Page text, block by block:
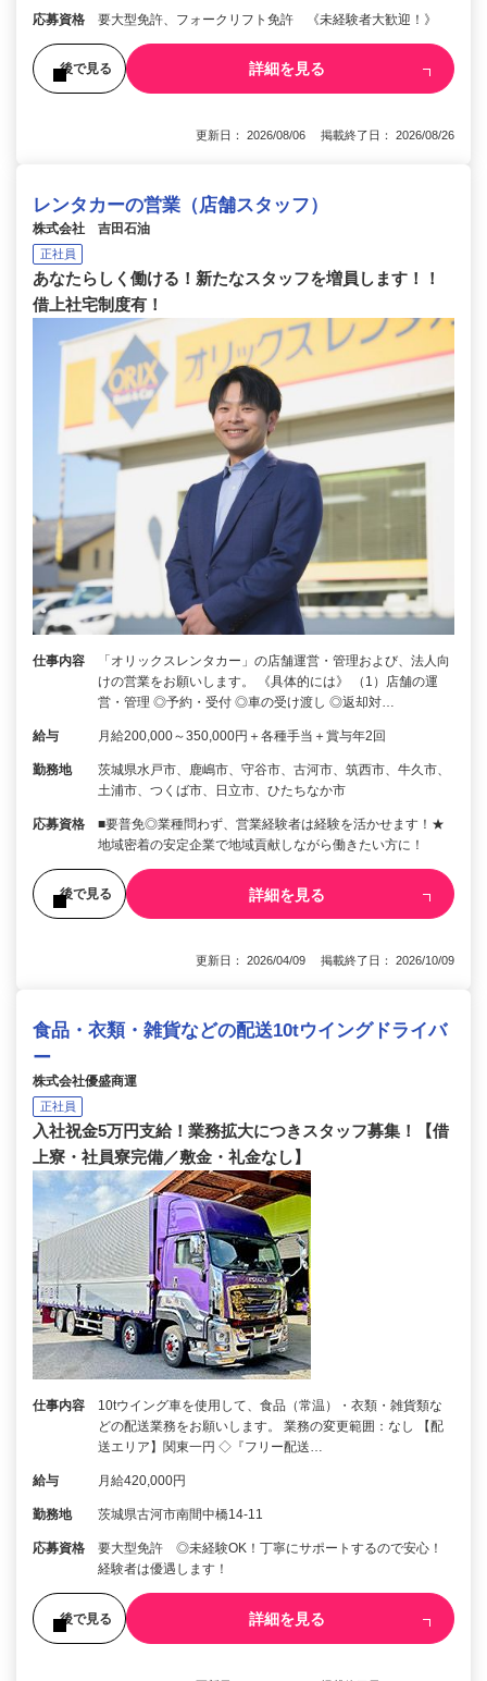
応募資格 要大型免許、フォークリフト免許 《未経験者大歓迎！》
後で見る 詳細を見る
更新日： 2026/08/06 掲載終了日： 2026/08/26
レンタカーの営業（店舗スタッフ）
株式会社 吉田石油
正社員
あなたらしく働ける！新たなスタッフを増員します！！
借上社宅制度有！
仕事内容
「オリックスレンタカー」の店舗運営・管理および、法人向
けの営業をお願いします。 《具体的には》 （1）店舗の運
営・管理 ◎予約・受付 ◎車の受け渡し ◎返却対…
給与 月給200,000～350,000円＋各種手当＋賞与年2回
勤務地
茨城県水戸市、鹿嶋市、守谷市、古河市、筑西市、牛久市、
土浦市、つくば市、日立市、ひたちなか市
応募資格
■要普免◎業種問わず、営業経験者は経験を活かせます！★
地域密着の安定企業で地域貢献しながら働きたい方に！
後で見る 詳細を見る
更新日： 2026/04/09 掲載終了日： 2026/10/09
食品・衣類・雑貨などの配送10tウイングドライバ
ー
株式会社優盛商運
正社員
入社祝金5万円支給！業務拡大につきスタッフ募集！【借
上寮・社員寮完備／敷金・礼金なし】
仕事内容
10tウイング車を使用して、食品（常温）・衣類・雑貨類な
どの配送業務をお願いします。 業務の変更範囲：なし 【配
送エリア】関東一円 ◇『フリー配送…
給与 月給420,000円
勤務地 茨城県古河市南間中橋14-11
応募資格
要大型免許 ◎未経験OK！丁寧にサポートするので安心！
経験者は優遇します！
後で見る 詳細を見る